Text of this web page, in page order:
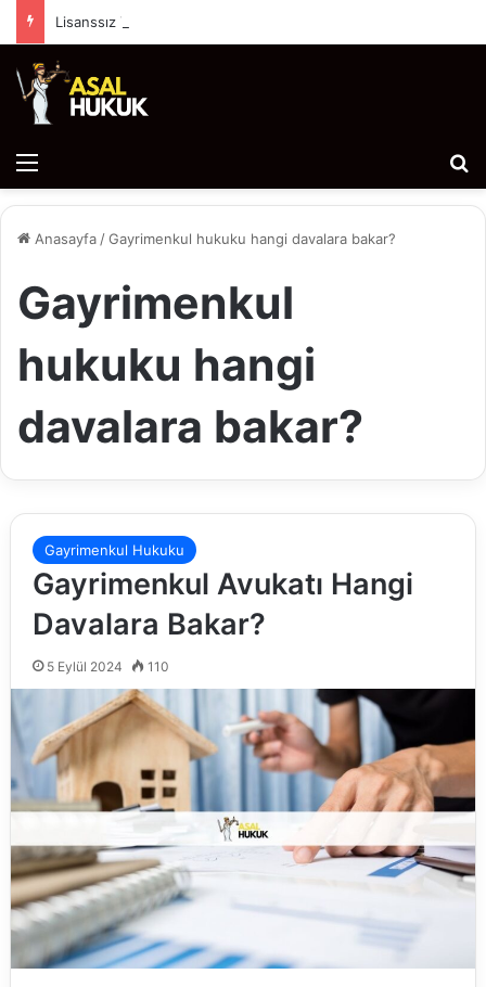
Menü
Anasayfa /Gayrimenkul hukuku hangi davalara bakar?
Gayrimenkul
hukuku hangi
davalara bakar?
Gayrimenkul Hukuku
Gayrimenkul Avukatı Hangi
Davalara Bakar?
5 Eylül 2024 110